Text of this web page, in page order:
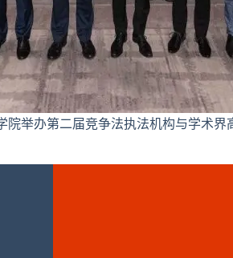
院举办第二届竞争法执法机构与学术界